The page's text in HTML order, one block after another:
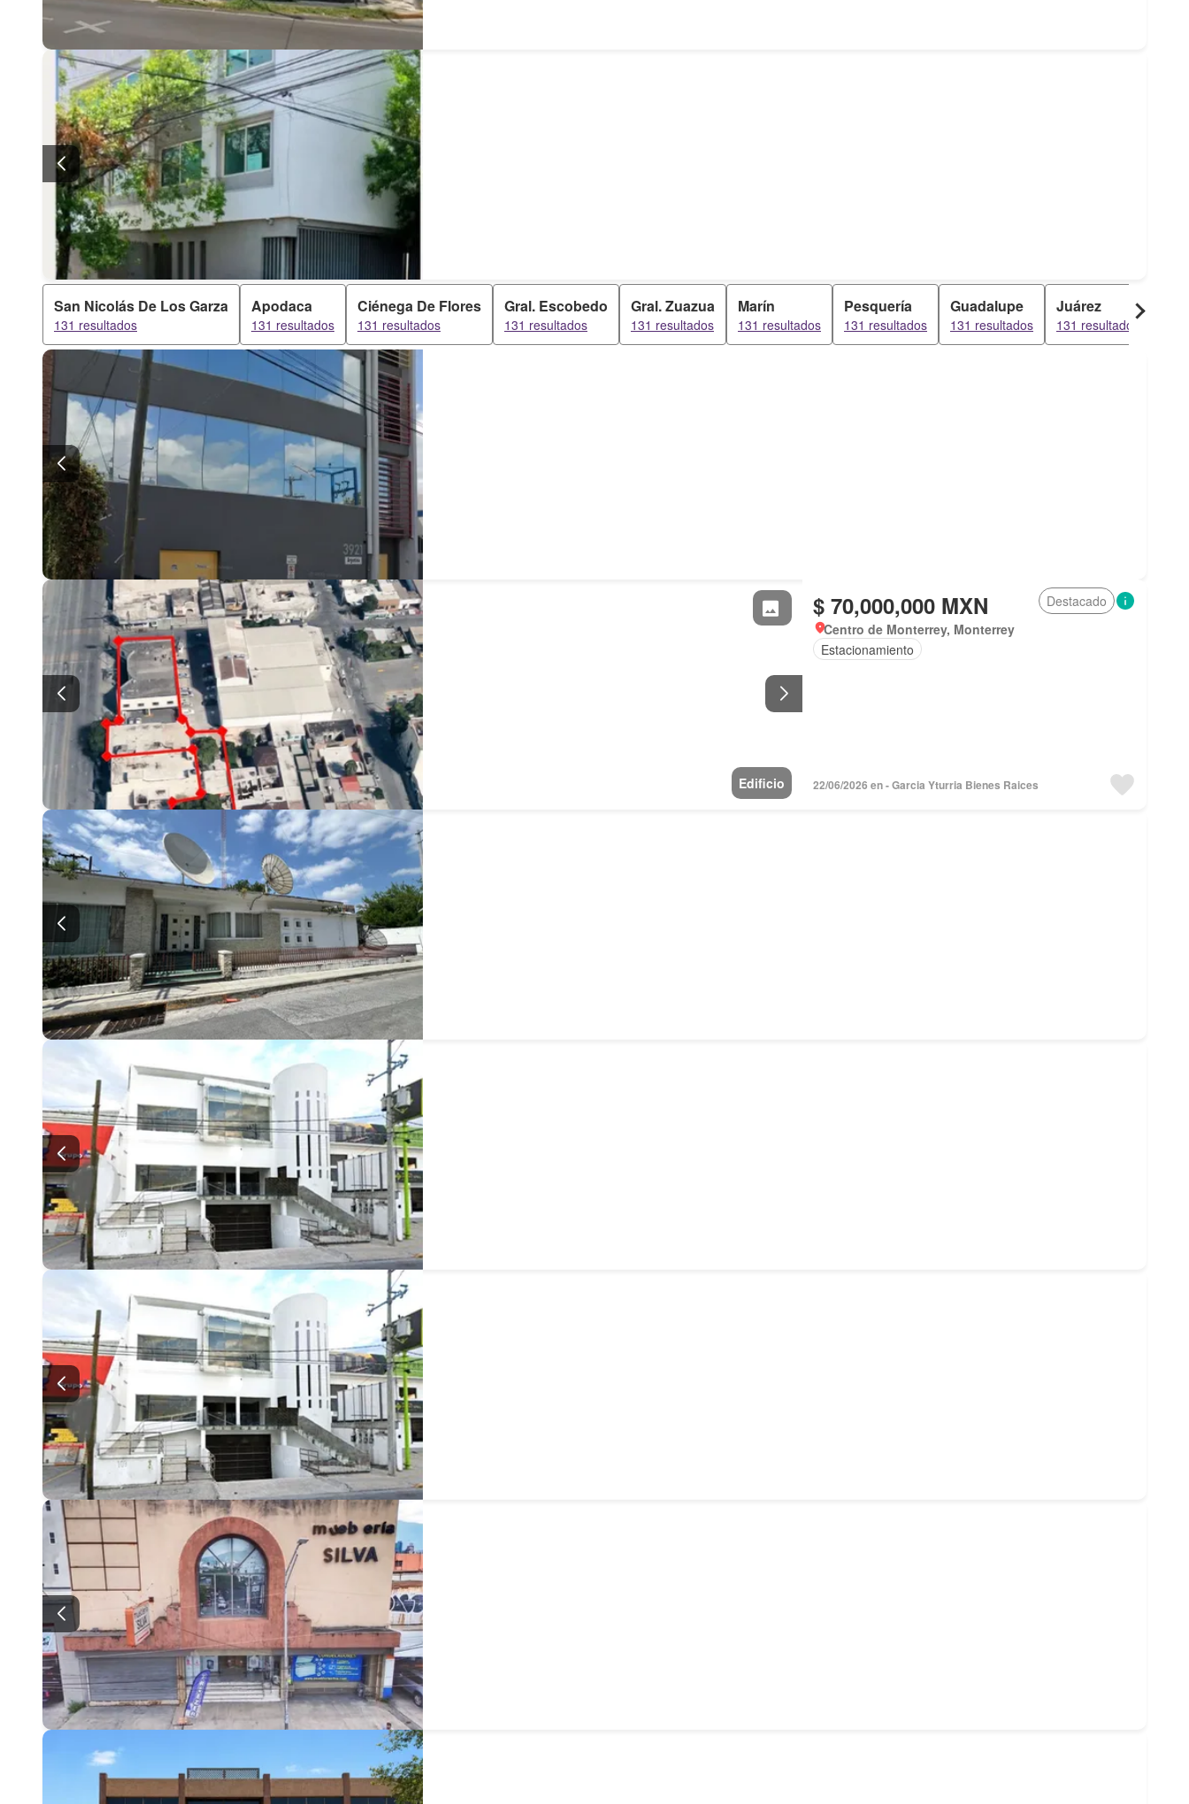
San Nicolás De Los Garza
131 resultados
Apodaca
131 resultados
Ciénega De Flores
131 resultados
Gral. Escobedo
131 resultados
Gral. Zuazua
131 resultados
Marín
131 resultados
Pesquería
131 resultados
Guadalupe
131 resultados
Juárez
131 resultados
Edificio
$ 70,000,000 MXN
Destacado
Centro de Monterrey, Monterrey
Estacionamiento
22/06/2026 en - Garci­a Yturria Bienes Rai­ces